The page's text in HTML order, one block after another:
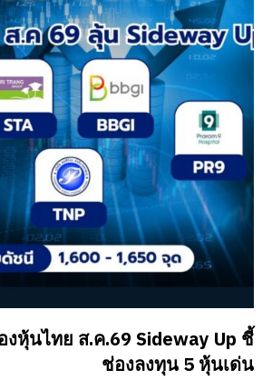
งหุ้นไทย ส.ค.69 Sideway Up ชี้
ช่องลงทุน 5 หุ้นเด่น